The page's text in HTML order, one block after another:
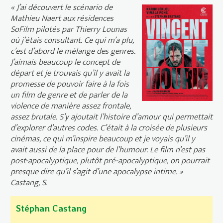
« J’ai découvert le scénario de
Mathieu Naert aux résidences
SoFilm pilotés par Thierry Lounas
où j’étais consultant. Ce qui m’a plu,
c’est d’abord le mélange des genres.
J’aimais beaucoup le concept de
départ et je trouvais qu’il y avait la
promesse de pouvoir faire à la fois
un film de genre et de parler de la
violence de manière assez frontale,
assez brutale. S’y ajoutait l’histoire d’amour qui permettait
d’explorer d’autres codes. C’était à la croisée de plusieurs
cinémas, ce qui m’inspire beaucoup et je voyais qu’il y
avait aussi de la place pour de l’humour. Le film n’est pas
post-apocalyptique, plutôt pré-apocalyptique, on pourrait
presque dire qu’il s’agit d’une apocalypse intime. »
Castang, S.
Stéphan Castang